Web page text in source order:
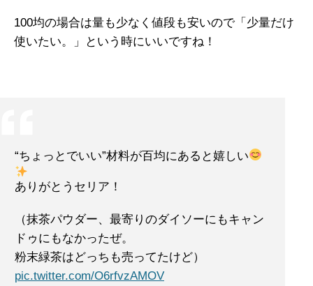
100均の場合は量も少なく値段も安いので「少量だけ
使いたい。」という時にいいですね！
“ちょっとでいい”材料が百均にあると嬉しい
ありがとうセリア！
（抹茶パウダー、最寄りのダイソーにもキャン
ドゥにもなかったぜ。
粉末緑茶はどっちも売ってたけど）
pic.twitter.com/O6rfvzAMOV